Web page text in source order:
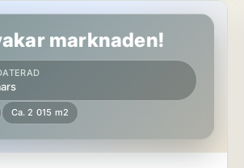
marknaden!
Ca. 2 015 m2